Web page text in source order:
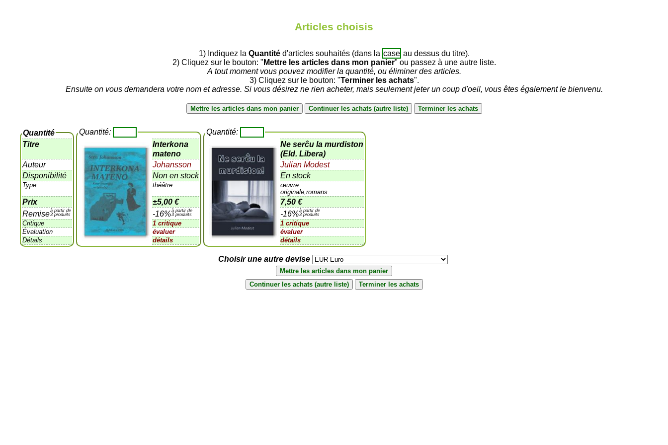
Articles choisis
1) Indiquez la Quantitéd'articles souhaités (dans la case au dessus du titre).
2) Cliquez sur le bouton: " Mettre les articles dans mon panier" ou passez à une autre liste.
A tout moment vous pouvez modifier la quantité, ou éliminer des articles.
3) Cliquez sur le bouton: "Terminer les achats".
Ensuite on vous demandera votre nom et adresse. Si vous désirez ne rien acheter, mais seulement jeter un coup d'oeil, vous êtes également le bienvenu.
Quantité
Titre
Auteur
Disponibilité
Type
Prix
Remiseà partir de
3 produits
Critique
Évaluation
Détails
Quantité:
Interkona
mateno
Johansson
Non en stock
théâtre
±5,00 €
-16%à partir de
3 produits
1 critique
évaluer
détails
Quantité:
Ne serĉu la murdiston
(Eld. Libera)
Julian Modest
En stock
œuvre
originale,romans
7,50 €
-16%à partir de
3 produits
1 critique
évaluer
détails
Choisir une autre devise